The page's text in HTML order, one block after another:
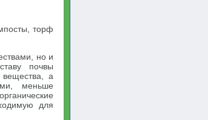
торф
но и
почвы
а
меньше
для